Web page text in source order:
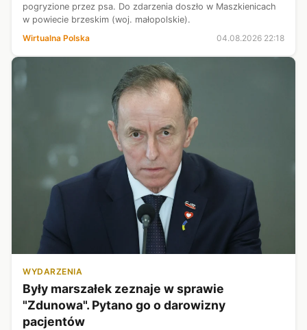
pogryzione przez psa. Do zdarzenia doszło w Maszkienicach
w powiecie brzeskim (woj. małopolskie).
Wirtualna Polska
04.08.2026 22:18
WYDARZENIA
Były marszałek zeznaje w sprawie
"Zdunowa". Pytano go o darowizny
pacjentów